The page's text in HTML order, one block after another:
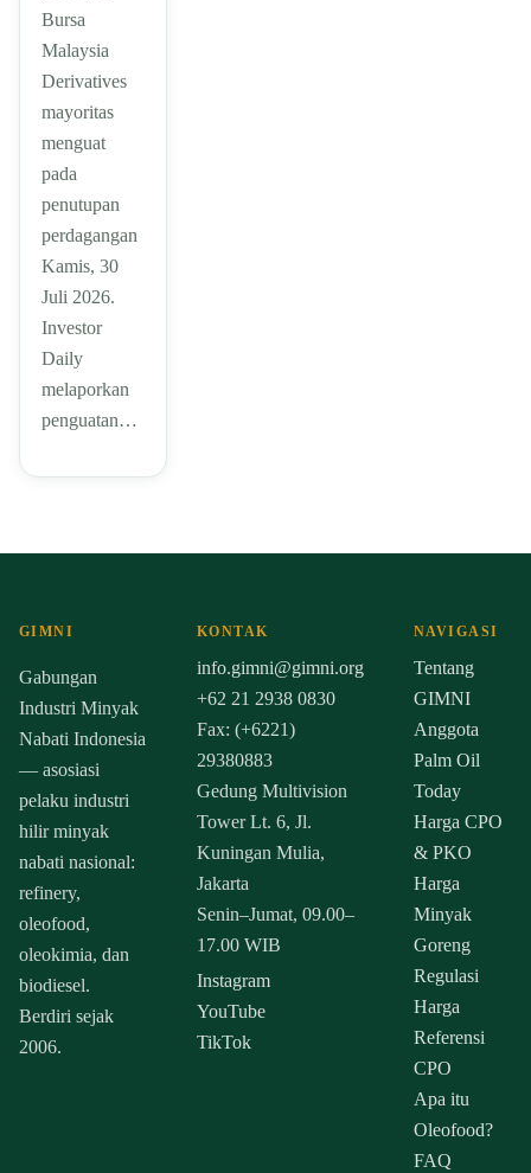
Bursa
Malaysia
Derivatives
mayoritas
menguat
pada
penutupan
perdagangan
Kamis, 30
Juli 2026.
Investor
Daily
melaporkan
penguatan…
GIMNI
Gabungan
Industri Minyak
Nabati Indonesia
— asosiasi
pelaku industri
hilir minyak
nabati nasional:
refinery,
oleofood,
oleokimia, dan
biodiesel.
Berdiri sejak
2006.
KONTAK
info.gimni@gimni.org
+62 21 2938 0830
Fax: (+6221)
29380883
Gedung Multivision
Tower Lt. 6, Jl.
Kuningan Mulia,
Jakarta
Senin–Jumat, 09.00–
17.00 WIB
Instagram
YouTube
TikTok
NAVIGASI
Tentang
GIMNI
Anggota
Palm Oil
Today
Harga CPO
& PKO
Harga
Minyak
Goreng
Regulasi
Harga
Referensi
CPO
Apa itu
Oleofood?
FAQ